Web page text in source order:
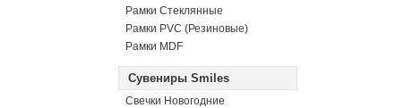
Рамки Стеклянные
Рамки PVC (Резиновые)
Рамки MDF
Сувениры Smiles
Свечки Новогодние